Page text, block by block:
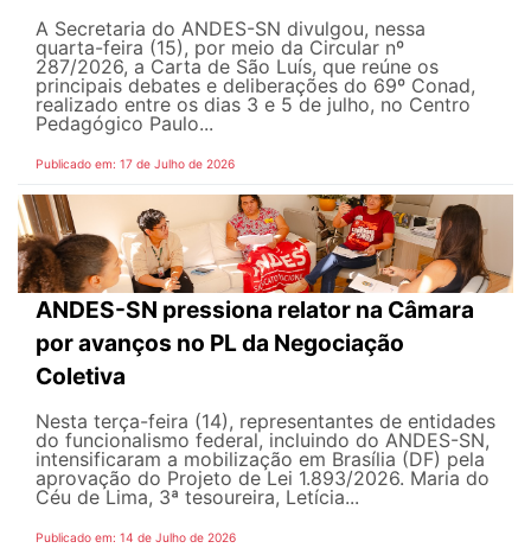
A Secretaria do ANDES-SN divulgou, nessa
quarta-feira (15), por meio da Circular nº
287/2026, a Carta de São Luís, que reúne os
principais debates e deliberações do 69º Conad,
realizado entre os dias 3 e 5 de julho, no Centro
Pedagógico Paulo...
Publicado em: 17 de Julho de 2026
ANDES-SN pressiona relator na Câmara
por avanços no PL da Negociação
Coletiva
Nesta terça-feira (14), representantes de entidades
do funcionalismo federal, incluindo do ANDES-SN,
intensificaram a mobilização em Brasília (DF) pela
aprovação do Projeto de Lei 1.893/2026. Maria do
Céu de Lima, 3ª tesoureira, Letícia...
Publicado em: 14 de Julho de 2026